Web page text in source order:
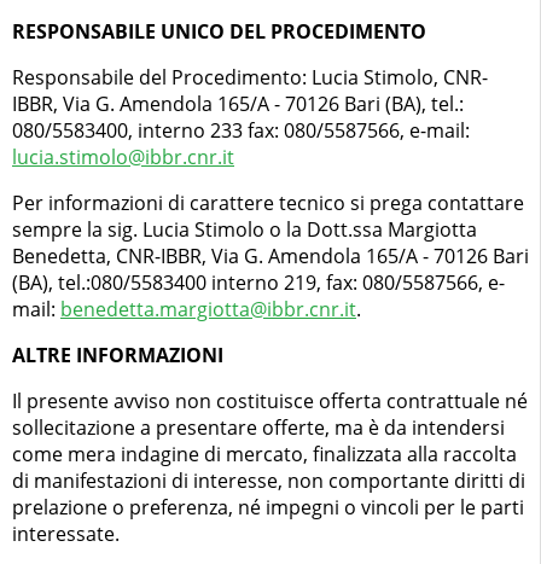
RESPONSABILE UNICO DEL PROCEDIMENTO
Responsabile del Procedimento: Lucia Stimolo, CNR-
IBBR, Via G. Amendola 165/A - 70126 Bari (BA), tel.:
080/5583400, interno 233 fax: 080/5587566, e-mail:
lucia.stimolo@ibbr.cnr.it
Per informazioni di carattere tecnico si prega contattare
sempre la sig. Lucia Stimolo o la Dott.ssa Margiotta
Benedetta, CNR-IBBR, Via G. Amendola 165/A - 70126 Bari
(BA), tel.:080/5583400 interno 219, fax: 080/5587566, e-
mail: benedetta.margiotta@ibbr.cnr.it.
ALTRE INFORMAZIONI
Il presente avviso non costituisce offerta contrattuale né
sollecitazione a presentare offerte, ma è da intendersi
come mera indagine di mercato, finalizzata alla raccolta
di manifestazioni di interesse, non comportante diritti di
prelazione o preferenza, né impegni o vincoli per le parti
interessate.